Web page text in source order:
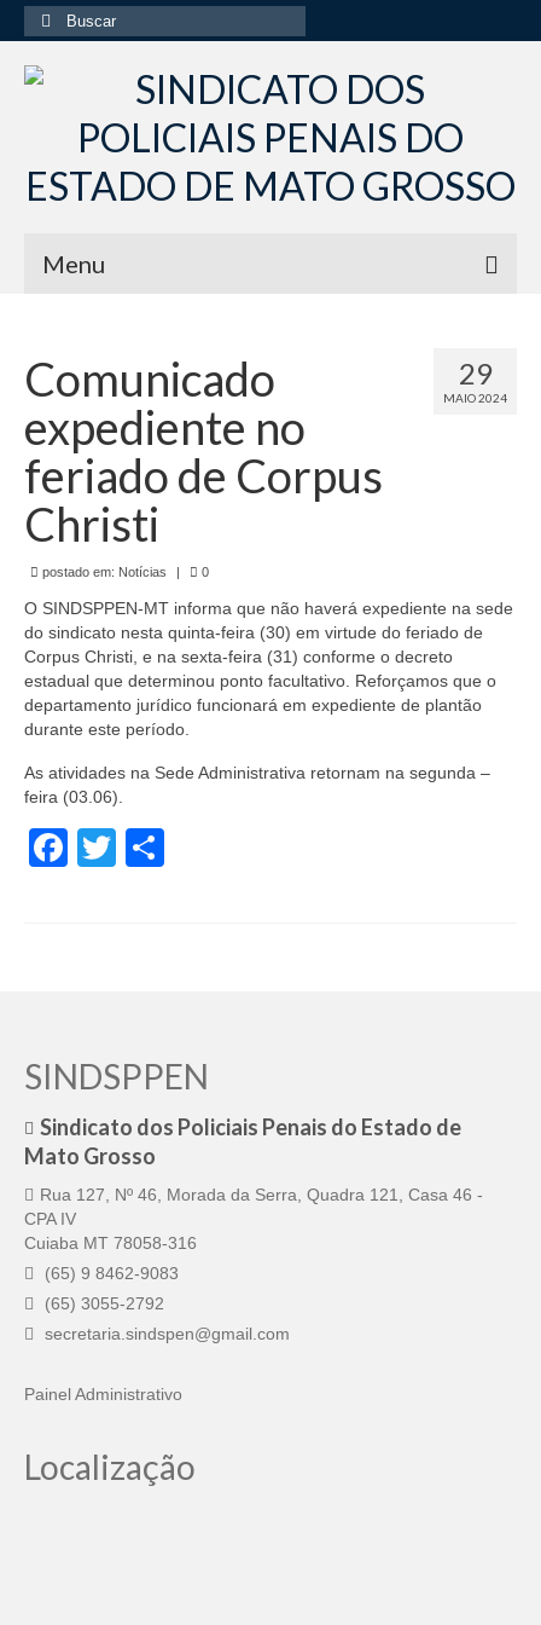
Buscar
por:
Menu
Institucional
Diretoria Sindsppen
Histórico do Sindsppen
Histórico do Sistema Penitenciário do Estado
Formulário de Requerimento Padrão Sindsppen
Estatuto do Sindsppen
Tabela Salarial do Sistema Penitenciário
Servidores Penitenciários de Mato Grosso
Filie-se
Notícias Gerais
Notícias
Pautas Nacionais
Convênios
Fale Conosco
Permutas Disponíveis
Área do Filiado
29
MAIO 2024
Comunicado
expediente no
feriado de Corpus
Christi
postado em: Notícias | 0
O SINDSPPEN-MT informa que não haverá expediente na sede
do sindicato nesta quinta-feira (30) em virtude do feriado de
Corpus Christi, e na sexta-feira (31) conforme o decreto
estadual que determinou ponto facultativo. Reforçamos que o
departamento jurídico funcionará em expediente de plantão
durante este período.
As atividades na Sede Administrativa retornam na segunda –
feira (03.06).
Facebook
Twitter
SINDSPPEN
Sindicato dos Policiais Penais do Estado de
Mato Grosso
Rua 127, Nº 46, Morada da Serra, Quadra 121, Casa 46 -
CPA IV
Cuiaba MT 78058-316
(65) 9 8462-9083
(65) 3055-2792
secretaria.sindspen@gmail.com
Painel Administrativo
Localização